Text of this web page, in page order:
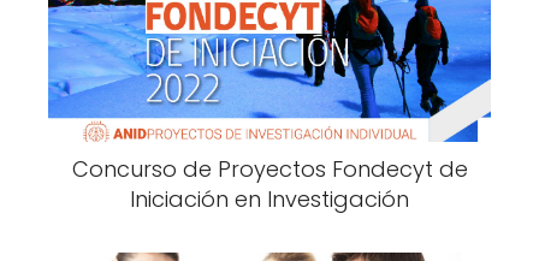
Concurso de Proyectos Fondecyt de
Iniciación en Investigación